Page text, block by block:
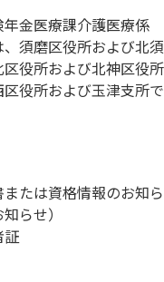
金医療課介護医療係
須磨区役所および北
役所および北神区役
役所および玉津支所
たは資格情報のお知
らせ）
証